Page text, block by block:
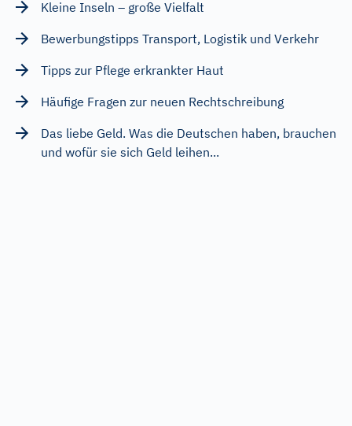
Kleine Inseln – große Vielfalt
Bewerbungstipps Transport, Logistik und Verkehr
Tipps zur Pflege erkrankter Haut
Häufige Fragen zur neuen Rechtschreibung
Das liebe Geld. Was die Deutschen haben, brauchen
und wofür sie sich Geld leihen...